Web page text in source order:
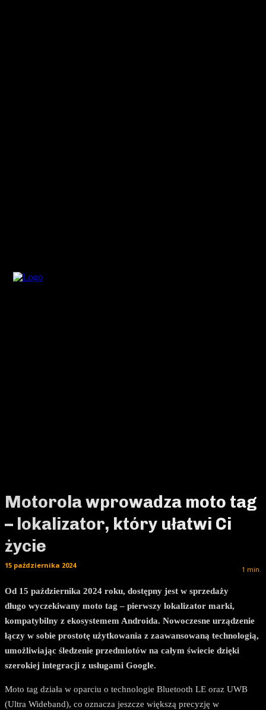
Motorola wprowadza moto tag
– lokalizator, który ułatwi Ci
życie
1 min.
15 października 2024
Od 15 października 2024 roku, dostępny jest w sprzedaży
długo wyczekiwany moto tag – pierwszy lokalizator marki,
kompatybilny z ekosystemem Androida. Nowoczesne urządzenie
łączy w sobie prostotę użytkowania z zaawansowaną technologią,
umożliwiając śledzenie przedmiotów na całym świecie dzięki
szerokiej integracji z usługami Google.
Moto tag działa w oparciu o technologie Bluetooth LE oraz UWB
(Ultra Wideband), co oznacza jeszcze większą precyzję w